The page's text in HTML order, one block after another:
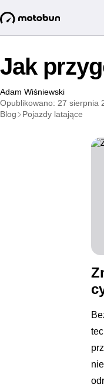
Jak
Adam Wiśniewski
Opublikowano: 27 sierpnia
Blog
Pojazdy latające